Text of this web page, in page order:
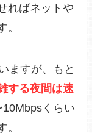
ればネットや
。
ますが、もと
する夜間は速
くらい
。